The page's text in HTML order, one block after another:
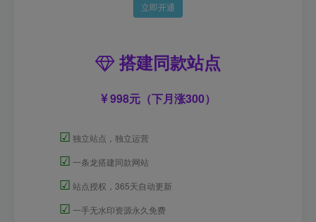
立即开通
搭建同款站点
998元（下月涨300）
☑ 独立站点，独立运营
☑ 一条龙搭建同款网站
☑ 站点授权，365天自动更新
☑ 一手无水印资源永久免费